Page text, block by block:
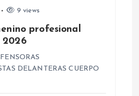
9 views
profesional
2026
DELANTERAS CUERPO